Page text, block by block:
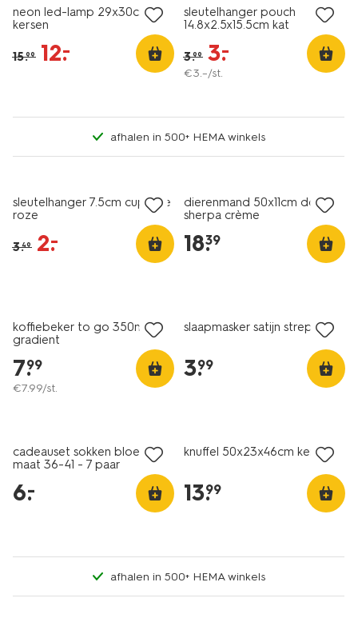
neon led-lamp 29x30cm
kersen
15.99 12.
–
sleutelhanger pouch
14.8x2.5x15.5cm kat
3.99 3.
–
€3.–/st.
afhalen in 500+ HEMA winkels
sleutelhanger 7.5cm cupcake
roze
3.49 2.
–
dierenmand 50x11cm donut
sherpa crème
18.
39
koffiebeker to go 350ml rvs
gradient
7.
99
€7.99/st.
slaapmasker satijn strepen
3.
99
cadeauset sokken bloem
maat 36-41 - 7 paar
6.
–
knuffel 50x23x46cm kersen
13.
99
afhalen in 500+ HEMA winkels